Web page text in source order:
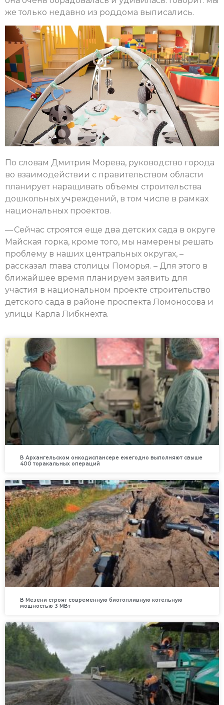
же только недавно из роддома выписались.
По словам Дмитрия Морева, руководство города
во взаимодействии с правительством области
планирует наращивать объемы строительства
дошкольных учреждений, в том числе в рамках
национальных проектов.
— Сейчас строятся еще два детских сада в округе
Майская горка, кроме того, мы намерены решать
проблему в наших центральных округах, –
рассказал глава столицы Поморья. – Для этого в
ближайшее время планируем заявить для
участия в национальном проекте строительство
детского сада в районе проспекта Ломоносова и
улицы Карла Либкнехта.
В Архангельском онкодиспансере ежегодно выполняют свыше
400 торакальных операций
В Мезени строят современную биотопливную котельную
мощностью 3 МВт